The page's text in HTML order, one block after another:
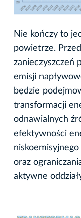
Nie kończy to
powietrze.
zanieczyszczeń
emisji
będzie
transformacji
odnawialnych
efektywności
oraz
aktywne